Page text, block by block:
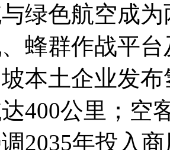
绿色航空成
蜂群作战平
本土企业发
400公里；空
2035年投入